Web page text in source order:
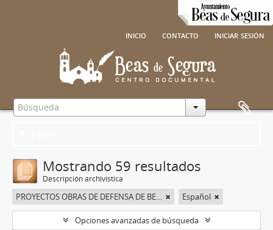
inicio contacto iniciar sesión
Mostrando 59 resultados
Descripción archivística
PROYECTOS OBRAS DE DEFENSA DE BEAS DE SEGURA Español
Opciones avanzadas de búsqueda